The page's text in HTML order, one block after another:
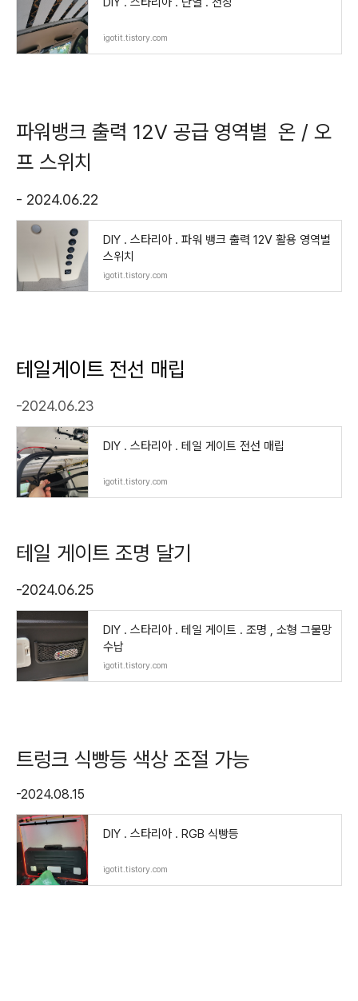
igotit.tistory.com
파워뱅크 출력 12V 공급 영역별 온 / 오
프 스위치
- 2024.06.22
DIY . 스타리아 . 파워 뱅크 출력 12V 활용 영역별
스위치
igotit.tistory.com
테일게이트 전선 매립
-2024.06.23
DIY . 스타리아 . 테일 게이트 전선 매립
igotit.tistory.com
테일 게이트 조명 달기
-2024.06.25
DIY . 스타리아 . 테일 게이트 . 조명 , 소형 그물망
수납
igotit.tistory.com
트렁크 식빵등 색상 조절 가능
-2024.08.15
DIY . 스타리아 . RGB 식빵등
igotit.tistory.com